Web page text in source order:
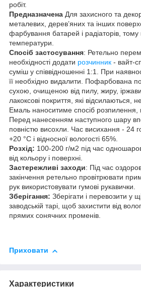
робіт.
Предназначена Для захисного та
металевих, дерев’яних та інших
фарбування батарей і радіаторів,
температури.
Спосіб застосування: Ретельно
необхідності додати розчинник - вайт-
суміш у співвідношенні 1:1. При
її необхідно видалити. Пофарбована
сухою, очищеною від пилу, жиру,
лакоксові покриття, які відсилаються,
Емаль наноситиме спосіб
Перед нанесенням наступного шару
повністю висохли. Час висихання - 24
+20 °С і відносної вологості 65%.
Розхід: 100-200 г/м2 під час
від кольору і поверхні.
Застережливі заходи: Під час
закінчення ретельно провітрювати
рук використовувати гумові рукавички.
Зберігання: Зберігати і перевозити у
заводській тарі, щоб захистити від
прямих сонячних променів.
Приховати
Характеристики